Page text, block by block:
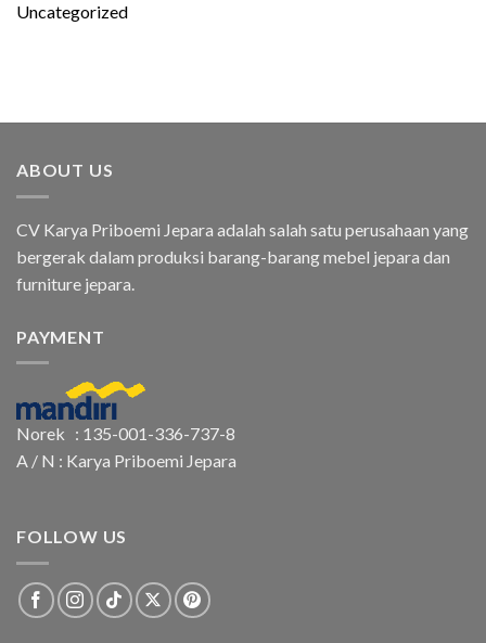
Uncategorized
ABOUT US
CV Karya Priboemi Jepara adalah salah satu perusahaan yang
bergerak dalam produksi barang-barang mebel jepara dan
furniture jepara.
PAYMENT
Norek : 135-001-336-737-8
A / N : Karya Priboemi Jepara
FOLLOW US